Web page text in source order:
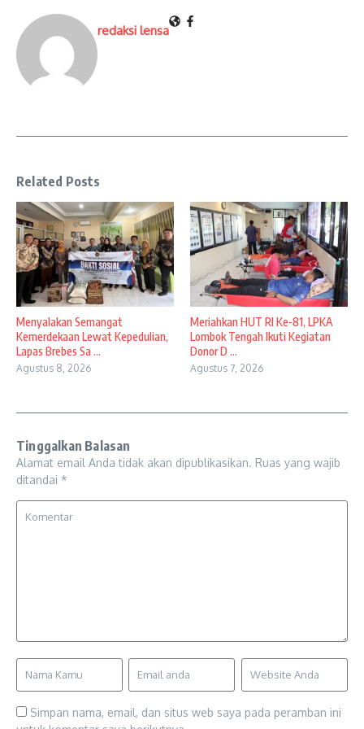
redaksi lensa
Related Posts
Menyalakan Semangat
Kemerdekaan Lewat Kepedulian,
Lapas Brebes Sa ...
Agustus 8, 2026
Meriahkan HUT RI Ke-81, LPKA
Lombok Tengah Ikuti Kegiatan
Donor D ...
Agustus 7, 2026
Tinggalkan Balasan
Alamat email Anda tidak akan dipublikasikan. Ruas yang wajib
ditandai *
Simpan nama, email, dan situs web saya pada peramban ini